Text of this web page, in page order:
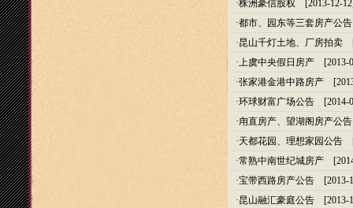
·株洲豪信股权 [2013-12-
·都市、园东等三套房产公告
·昆山千灯土地、厂房拍卖
·上虞中央假日房产 [2013-
·张家港金港中路房产
·环球财富广场公告 [2014-
·甪直房产、望湖阁房产公告
·天都花园、理想家园公告
·常熟中南世纪城房产
·宝带西路房产公告 [2013-
·昆山融汇豪庭公告 [2013-